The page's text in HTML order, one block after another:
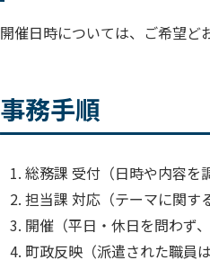
開催日時については、ご希望ど
事務手順
総務課 受付（日時や内容を
担当課 対応（テーマに関す
開催（平日・休日を問わず
町政反映（派遣された職員